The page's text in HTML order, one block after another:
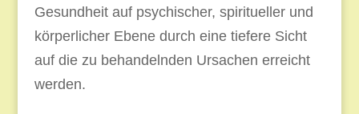
Gesundheit auf psychischer, spiritueller und
körperlicher Ebene durch eine tiefere Sicht
auf die zu behandelnden Ursachen erreicht
werden.